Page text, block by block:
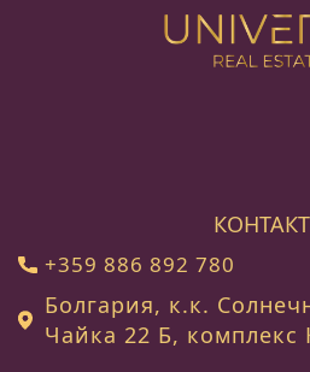
+359 886 892 780
Болгария, к.к.
Чайка 22 Б, комплекс